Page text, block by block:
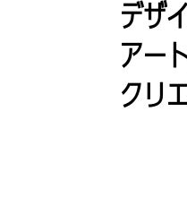
デザ
アー
クリ